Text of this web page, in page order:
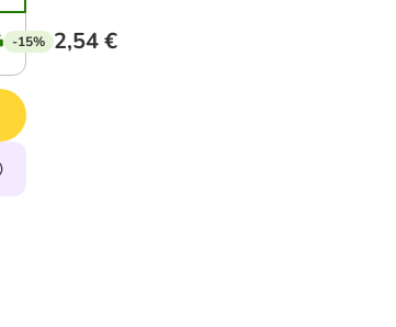
-15% 2,54 €